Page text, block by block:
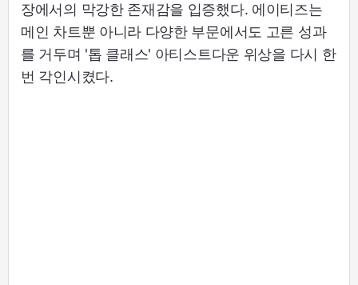
장에서의 막강한 존재감을 입증했다. 에이티즈는
메인 차트뿐 아니라 다양한 부문에서도 고른 성과
를 거두며 '톱 클래스' 아티스트다운 위상을 다시 한
번 각인시켰다.